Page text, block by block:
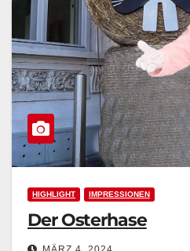
HIGHLIGHT IMPRESSIONEN
Der Osterhase